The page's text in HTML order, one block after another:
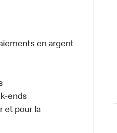
en argent
ends
et pour la